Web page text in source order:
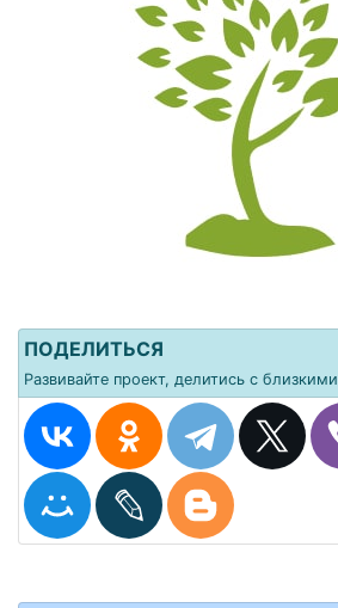
ПОДЕЛИТЬСЯ
Развивайте проект, делитись с близкими